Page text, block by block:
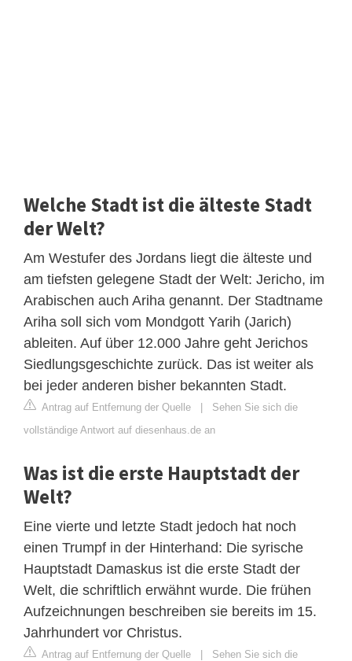
Welche Stadt ist die älteste Stadt
der Welt?
Am Westufer des Jordans liegt die älteste und
am tiefsten gelegene Stadt der Welt: Jericho, im
Arabischen auch Ariha genannt. Der Stadtname
Ariha soll sich vom Mondgott Yarih (Jarich)
ableiten. Auf über 12.000 Jahre geht Jerichos
Siedlungsgeschichte zurück. Das ist weiter als
bei jeder anderen bisher bekannten Stadt.
Antrag auf Entfernung der Quelle
Sehen Sie sich die
vollständige Antwort auf diesenhaus.de an
Was ist die erste Hauptstadt der
Welt?
Eine vierte und letzte Stadt jedoch hat noch
einen Trumpf in der Hinterhand: Die syrische
Hauptstadt Damaskus ist die erste Stadt der
Welt, die schriftlich erwähnt wurde. Die frühen
Aufzeichnungen beschreiben sie bereits im 15.
Jahrhundert vor Christus.
Antrag auf Entfernung der Quelle
Sehen Sie sich die